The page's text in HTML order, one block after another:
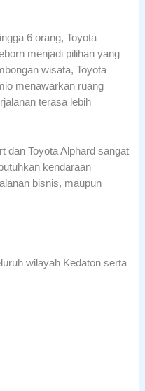
6 orang, Toyota
menjadi pilihan yang
wisata, Toyota
menawarkan ruang
terasa lebih
dan Toyota Alphard sangat
kendaraan
bisnis, maupun
wilayah Kedaton serta